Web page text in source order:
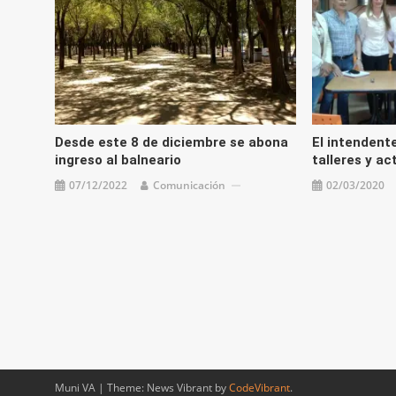
Desde este 8 de diciembre se abona
ingreso al balneario
07/12/2022 Comunicación
El
talleres y
02/03/2020
Muni VA | Theme: News Vibrant byCodeVibrant.